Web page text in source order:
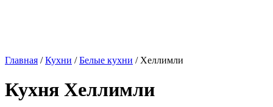
Главная /Кухни /Белые кухни / Хеллимли
Кухня Хеллимли